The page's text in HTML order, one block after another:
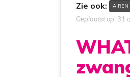
Zie ook: AIREN
Geplaatst op: 31